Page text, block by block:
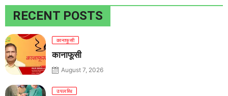
RECENT POSTS
कानाफूसी
कानाफूसी
August 7, 2026
उपलब्धि